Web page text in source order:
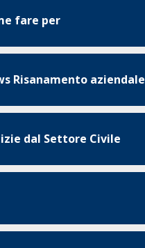
fare per
Risanamento aziendale
dal Settore Civile